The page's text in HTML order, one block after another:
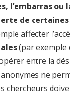
l’embarras
de
affecter
(par exemple
entre la
ne
chercheurs